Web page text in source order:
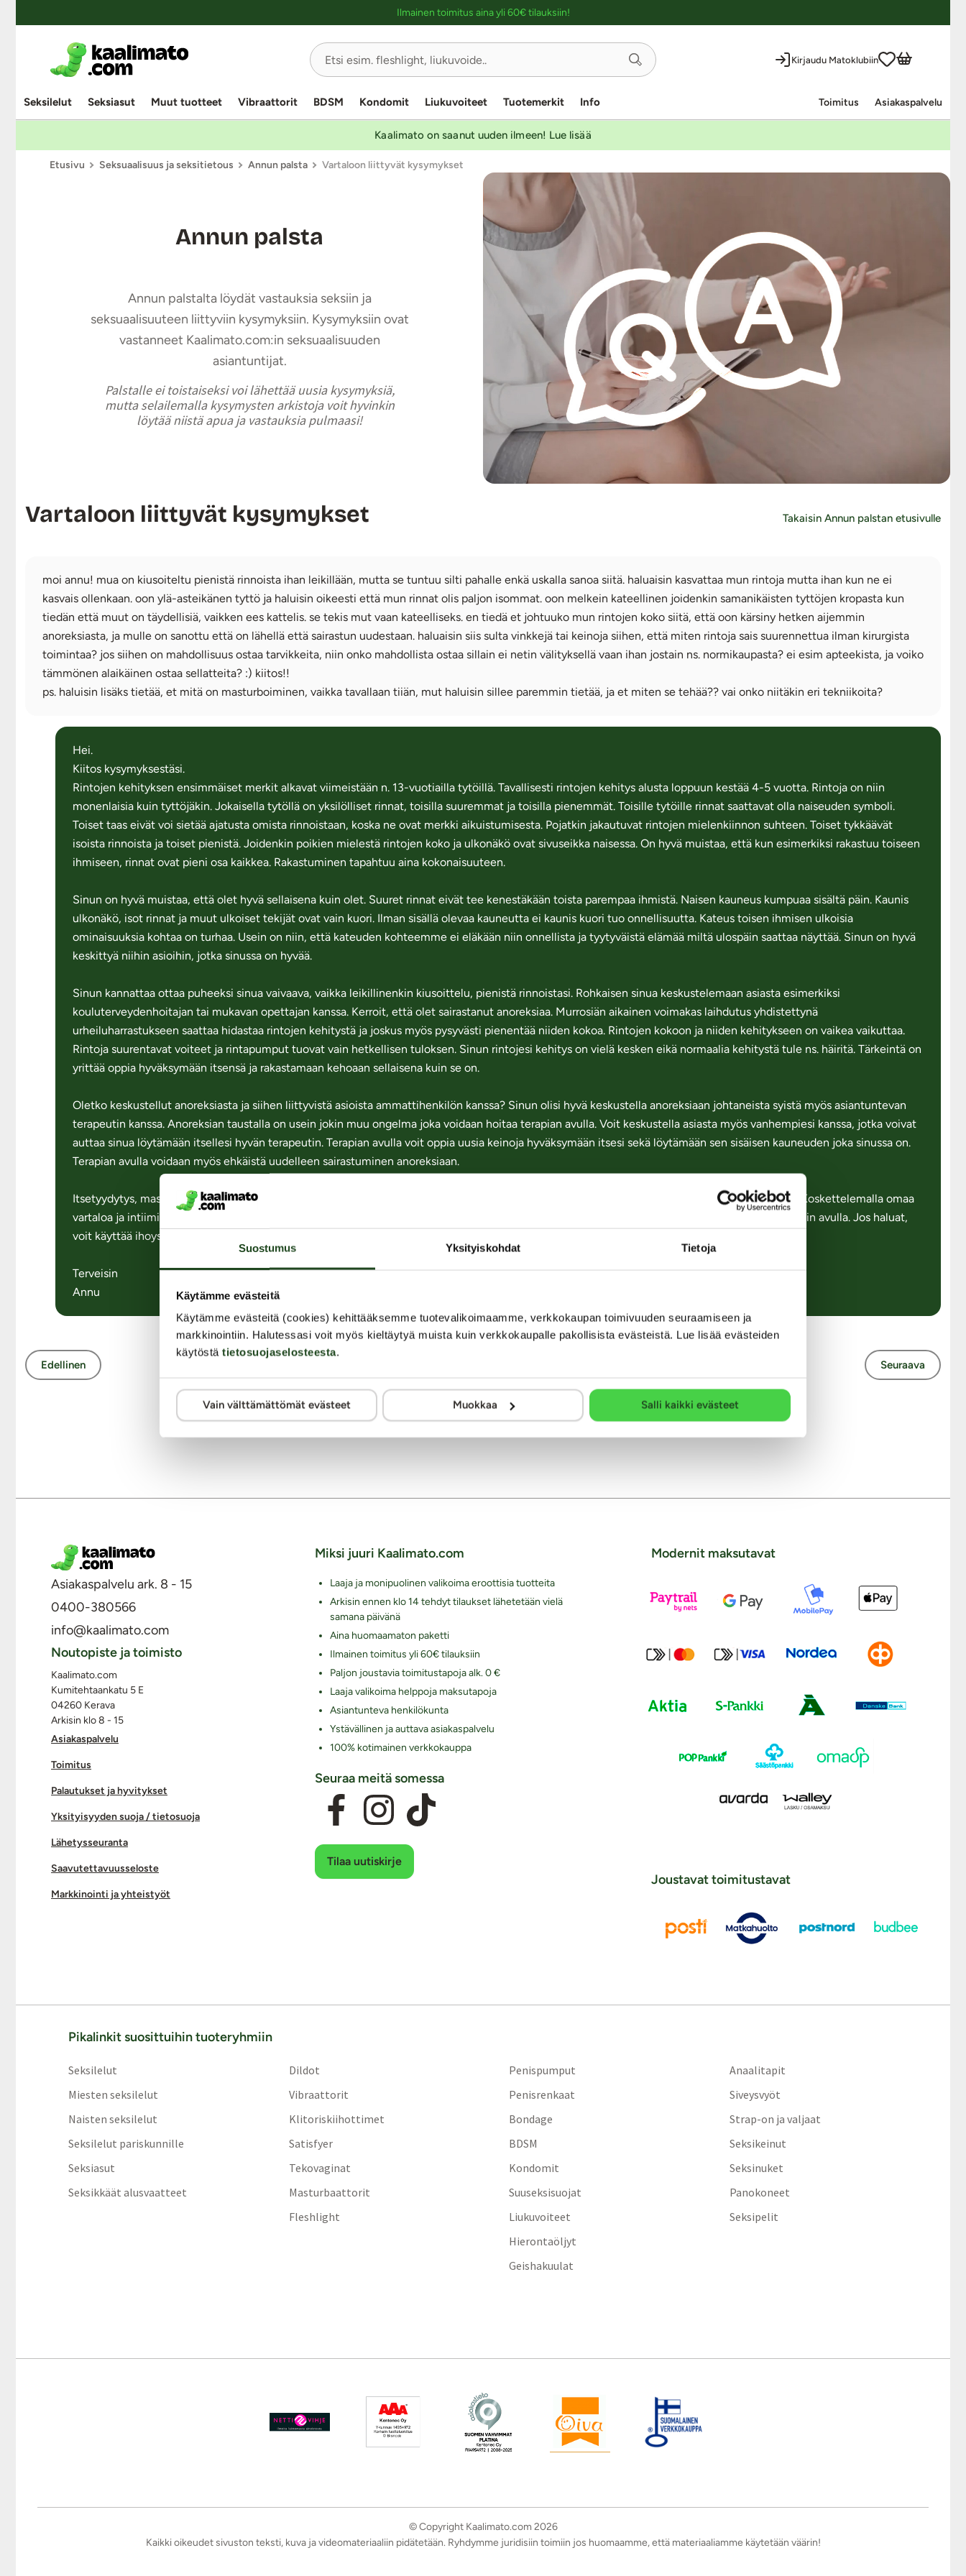
Suostumus Yksityiskohdat Tietoja
Käytämme evästeitä
Käytämme evästeitä (cookies) kehittääksemme tuotevalikoimaamme, verkkokaupan toimivuuden seuraamiseen ja
markkinointiin. Halutessasi voit myös kieltäytyä muista kuin verkkokaupalle pakollisista evästeistä. Lue lisää evästeiden
käytöstä tietosuojaselosteesta.
Vain välttämättömät evästeet Muokkaa Salli kaikki evästeet
Ilmainen toimitus aina yli 60€ tilauksiin!
Kirjaudu Matoklubiin
Seksilelut Seksiasut Muut tuotteet Vibraattorit BDSM Kondomit Liukuvoiteet Tuotemerkit Info Toimitus Asiakaspalvelu
Kaalimato on saanut uuden ilmeen! Lue lisää
Etusivu Seksuaalisuus ja seksitietous Annun palsta Vartaloon liittyvät kysymykset
Annun palsta
Annun palstalta löydät vastauksia seksiin ja
seksuaalisuuteen liittyviin kysymyksiin. Kysymyksiin ovat
vastanneet Kaalimato.com:in seksuaalisuuden
asiantuntijat.
Palstalle ei toistaiseksi voi lähettää uusia kysymyksiä,
mutta selailemalla kysymysten arkistoja voit hyvinkin
löytää niistä apua ja vastauksia pulmaasi!
Vartaloon liittyvät kysymykset Takaisin Annun palstan etusivulle
moi annu! mua on kiusoiteltu pienistä rinnoista ihan leikillään, mutta se tuntuu silti pahalle enkä uskalla sanoa siitä. haluaisin kasvattaa mun rintoja mutta ihan kun ne ei
kasvais ollenkaan. oon ylä-asteikänen tyttö ja haluisin oikeesti että mun rinnat olis paljon isommat. oon melkein kateellinen joidenkin samanikäisten tyttöjen kropasta kun
tiedän että muut on täydellisiä, vaikken ees kattelis. se tekis mut vaan kateelliseks. en tiedä et johtuuko mun rintojen koko siitä, että oon kärsiny hetken aijemmin
anoreksiasta, ja mulle on sanottu että on lähellä että sairastun uudestaan. haluaisin siis sulta vinkkejä tai keinoja siihen, että miten rintoja sais suurennettua ilman kirurgista
toimintaa? jos siihen on mahdollisuus ostaa tarvikkeita, niin onko mahdollista ostaa sillain ei netin välityksellä vaan ihan jostain ns. normikaupasta? ei esim apteekista, ja voiko
tämmönen alaikäinen ostaa sellatteita? :) kiitos!!
ps. haluisin lisäks tietää, et mitä on masturboiminen, vaikka tavallaan tiiän, mut haluisin sillee paremmin tietää, ja et miten se tehää?? vai onko niitäkin eri tekniikoita?
Hei.
Kiitos kysymyksestäsi.
Rintojen kehityksen ensimmäiset merkit alkavat viimeistään n. 13-vuotiailla tytöillä. Tavallisesti rintojen kehitys alusta loppuun kestää 4-5 vuotta. Rintoja on niin
monenlaisia kuin tyttöjäkin. Jokaisella tytöllä on yksilölliset rinnat, toisilla suuremmat ja toisilla pienemmät. Toisille tytöille rinnat saattavat olla naiseuden symboli.
Toiset taas eivät voi sietää ajatusta omista rinnoistaan, koska ne ovat merkki aikuistumisesta. Pojatkin jakautuvat rintojen mielenkiinnon suhteen. Toiset tykkäävät
isoista rinnoista ja toiset pienistä. Joidenkin poikien mielestä rintojen koko ja ulkonäkö ovat sivuseikka naisessa. On hyvä muistaa, että kun esimerkiksi rakastuu toiseen
ihmiseen, rinnat ovat pieni osa kaikkea. Rakastuminen tapahtuu aina kokonaisuuteen.
Sinun on hyvä muistaa, että olet hyvä sellaisena kuin olet. Suuret rinnat eivät tee kenestäkään toista parempaa ihmistä. Naisen kauneus kumpuaa sisältä päin. Kaunis
ulkonäkö, isot rinnat ja muut ulkoiset tekijät ovat vain kuori. Ilman sisällä olevaa kauneutta ei kaunis kuori tuo onnellisuutta. Kateus toisen ihmisen ulkoisia
ominaisuuksia kohtaa on turhaa. Usein on niin, että kateuden kohteemme ei eläkään niin onnellista ja tyytyväistä elämää miltä ulospäin saattaa näyttää. Sinun on hyvä
keskittyä niihin asioihin, jotka sinussa on hyvää.
Sinun kannattaa ottaa puheeksi sinua vaivaava, vaikka leikillinenkin kiusoittelu, pienistä rinnoistasi. Rohkaisen sinua keskustelemaan asiasta esimerkiksi
kouluterveydenhoitajan tai mukavan opettajan kanssa. Kerroit, että olet sairastanut anoreksiaa. Murrosiän aikainen voimakas laihdutus yhdistettynä
urheiluharrastukseen saattaa hidastaa rintojen kehitystä ja joskus myös pysyvästi pienentää niiden kokoa. Rintojen kokoon ja niiden kehitykseen on vaikea vaikuttaa.
Rintoja suurentavat voiteet ja rintapumput tuovat vain hetkellisen tuloksen. Sinun rintojesi kehitys on vielä kesken eikä normaalia kehitystä tule ns. häiritä. Tärkeintä on
yrittää oppia hyväksymään itsensä ja rakastamaan kehoaan sellaisena kuin se on.
Oletko keskustellut anoreksiasta ja siihen liittyvistä asioista ammattihenkilön kanssa? Sinun olisi hyvä keskustella anoreksiaan johtaneista syistä myös asiantuntevan
terapeutin kanssa. Anoreksian taustalla on usein jokin muu ongelma joka voidaan hoitaa terapian avulla. Voit keskustella asiasta myös vanhempiesi kanssa, jotka voivat
auttaa sinua löytämään itsellesi hyvän terapeutin. Terapian avulla voit oppia uusia keinoja hyväksymään itsesi sekä löytämään sen sisäisen kauneuden joka sinussa on.
Terapian avulla voidaan myös ehkäistä uudelleen sairastuminen anoreksiaan.
Itsetyydytys, masturbaatio eli sooloseksi on hyvä keino tutustua omaan kehoon ja sen reaktioihin. Yhtä ainoaa, oikeaa tapaa masturboida ei ole. Koskettelemalla omaa
vartaloa ja intiimialueita eri tavoilla löydät itsestäsi hyvältä ja nautinnolliselta tuntuvat kohdat ja tavat. Voit tutkia omia sukupuolielimiä myös peilin avulla. Jos haluat,
voit käyttää ihoystävällistä öljyä intiimialueilla. Omat aistimuksesi ja tunteesi kertovat sinulle, mikä on sinun oma tapasi masturboida.
Terveisin
Annu
Edellinen Seuraava
Takaisin Annun palstan etusivulle Takaisin aiheeseen Vartaloon liittyvät kysymykset
Asiakaspalvelu ark. 8 - 15
0400-380566
info@kaalimato.com
Asiakaspalvelu
Toimitus
Palautukset ja hyvitykset
Yksityisyyden suoja / tietosuoja
Lähetysseuranta
Saavutettavuusseloste
Markkinointi ja yhteistyöt
Noutopiste ja toimisto
Kaalimato.com
Kumitehtaankatu 5 E
04260 Kerava
Arkisin klo 8 - 15
Miksi juuri Kaalimato.com
Laaja ja monipuolinen valikoima eroottisia tuotteita
Arkisin ennen klo 14 tehdyt tilaukset lähetetään vielä
samana päivänä
Aina huomaamaton paketti
Ilmainen toimitus yli 60€ tilauksiin
Paljon joustavia toimitustapoja alk. 0 €
Laaja valikoima helppoja maksutapoja
Asiantunteva henkilökunta
Ystävällinen ja auttava asiakaspalvelu
100% kotimainen verkkokauppa
Seuraa meitä somessa
Tilaa uutiskirje
Modernit maksutavat
Joustavat toimitustavat
Pikalinkit suosittuihin tuoteryhmiin
Seksilelut
Miesten seksilelut
Naisten seksilelut
Seksilelut pariskunnille
Seksiasut
Seksikkäät alusvaatteet
Dildot
Vibraattorit
Klitoriskiihottimet
Satisfyer
Tekovaginat
Masturbaattorit
Fleshlight
Penispumput
Penisrenkaat
Bondage
BDSM
Kondomit
Suuseksisuojat
Liukuvoiteet
Hierontaöljyt
Geishakuulat
Anaalitapit
Siveysvyöt
Strap-on ja valjaat
Seksikeinut
Seksinuket
Panokoneet
Seksipelit
© Copyright Kaalimato.com 2026
Kaikki oikeudet sivuston teksti, kuva ja videomateriaaliin pidätetään. Ryhdymme juridisiin toimiin jos huomaamme, että materiaaliamme käytetään väärin!